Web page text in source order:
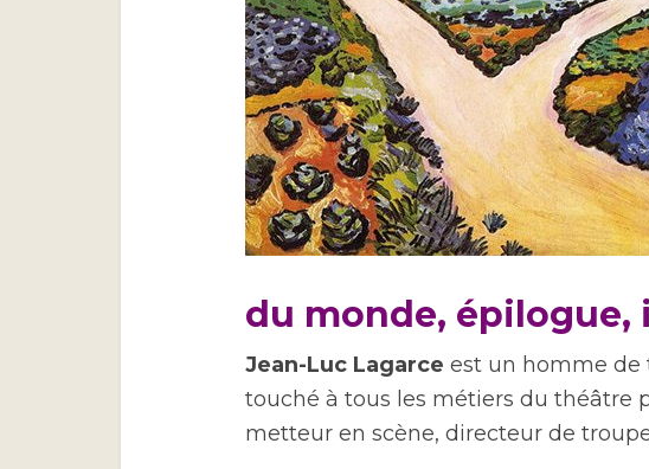
du monde,
Jean-Luc Lagarce est un homme de
touché à tous les métiers du théâtre
metteur en scène, directeur de